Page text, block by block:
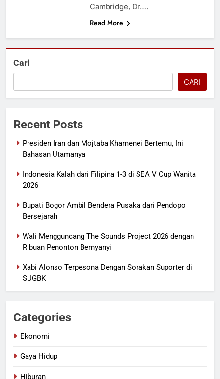
Cambridge, Dr….
Read More
Cari
CARI
Recent Posts
Presiden Iran dan Mojtaba Khamenei Bertemu, Ini
Bahasan Utamanya
Indonesia Kalah dari Filipina 1-3 di SEA V Cup Wanita
2026
Bupati Bogor Ambil Bendera Pusaka dari Pendopo
Bersejarah
Wali Mengguncang The Sounds Project 2026 dengan
Ribuan Penonton Bernyanyi
Xabi Alonso Terpesona Dengan Sorakan Suporter di
SUGBK
Categories
Ekonomi
Gaya Hidup
Hiburan